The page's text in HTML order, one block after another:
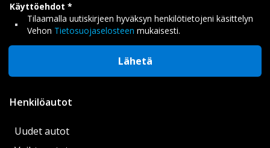
Käyttöehdot
Tilaamalla uutiskirjeen hyväksyn henkilötietojeni käsittelyn
Vehon Tietosuojaselosteen mukaisesti.
Lähetä
Henkilöautot
Uudet autot